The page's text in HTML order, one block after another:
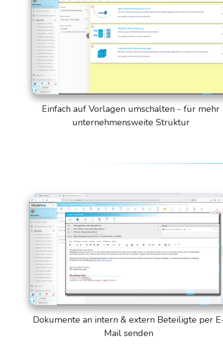
Einfach auf Vorlagen umschalten - für mehr
unternehmensweite Struktur
Dokumente an intern & extern Beteiligte per
Mail senden